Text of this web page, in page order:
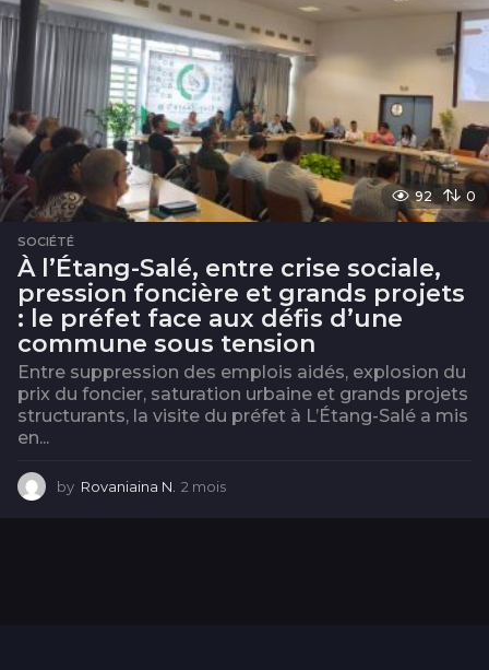
92 0
SOCIÉTÉ
À l’Étang-Salé, entre crise sociale,
pression foncière et grands projets
: le préfet face aux défis d’une
commune sous tension
Entre suppression des emplois aidés, explosion du
prix du foncier, saturation urbaine et grands projets
structurants, la visite du préfet à L’Étang-Salé a mis
en...
by Rovaniaina N. 2 mois